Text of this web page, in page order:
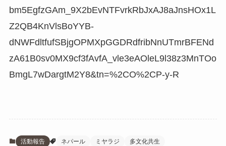
bm5EgfzGAm_9X2bEvNTFvrkRbJxAJ8aJnsHOx1L
Z2QB4KnVlsBoYYB-
dNWFdltfufSBjgOPMXpGGDRdfribNnUTmrBFENd
zA61B0sv0MX9cf3fAvfA_vle3eAOleL9l38z3MnTOo
BmgL7wDargtM2Y8&tn=%2CO%2CP-y-R
活動報告 ネパール ミヤラジ 多文化共生